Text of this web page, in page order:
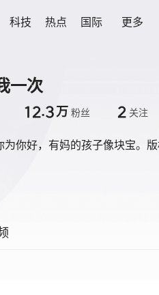
科技 热点 国际 更多
一次
12.3万 粉丝 2 关注
为你好，有妈的孩子像块宝。